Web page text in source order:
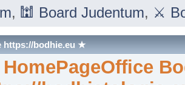
, 🕍 Board Judentum, ⚔
https://bodhie.eu ★
HomePageOffice